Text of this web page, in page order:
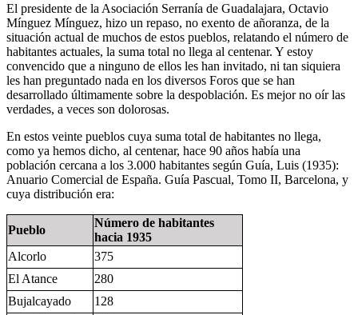
El presidente de la Asociación Serranía de Guadalajara, Octavio
Mínguez Mínguez, hizo un repaso, no exento de añoranza, de la
situación actual de muchos de estos pueblos, relatando el número de
habitantes actuales, la suma total no llega al centenar. Y estoy
convencido que a ninguno de ellos les han invitado, ni tan siquiera
les han preguntado nada en los diversos Foros que se han
desarrollado últimamente sobre la despoblación. Es mejor no oír las
verdades, a veces son dolorosas.
En estos veinte pueblos cuya suma total de habitantes no llega,
como ya hemos dicho, al centenar, hace 90 años había una
población cercana a los 3.000 habitantes según Guía, Luis (1935):
Anuario Comercial de España. Guía Pascual, Tomo II, Barcelona, y
cuya distribución era:
Pueblo
Número de habitantes
hacia 1935
Alcorlo
375
El Atance
280
Bujalcayado
128